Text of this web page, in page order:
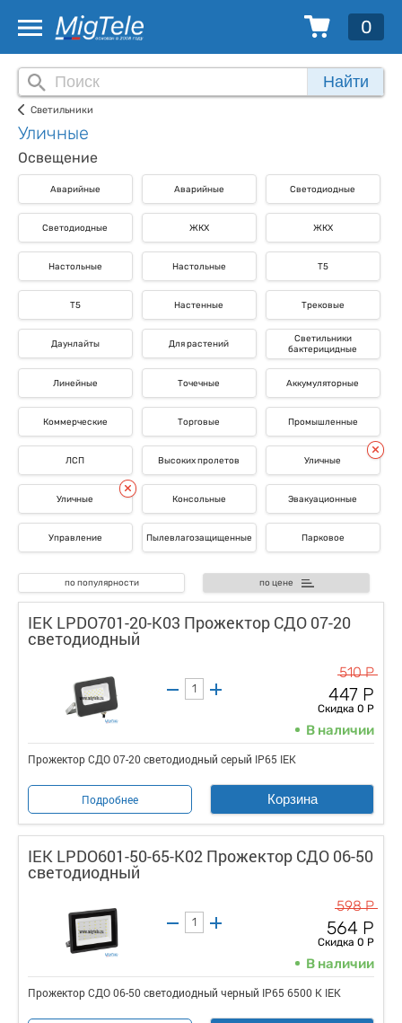
0
Найти
Светильники
Уличные
Освещение
Аварийные Аварийные Светодиодные
Светодиодные ЖКХ ЖКХ
Настольные Настольные T5
T5 Настенные Трековые
Даунлайты Для растений
Светильники
бактерицидные
Линейные Точечные Аккумуляторные
Коммерческие Торговые Промышленные
ЛСП Высоких пролетов Уличные
Уличные Консольные Эвакуационные
Управление Пылевлагозащищенные Парковое
по популярности по цене
IEK LPDO701-20-K03 Прожектор СДО 07-20
светодиодный
510 Р
447 Р
Скидка 0 Р
В наличии
Прожектор СДО 07-20 светодиодный серый IP65 IEK
Подробнее Корзина
IEK LPDO601-50-65-K02 Прожектор СДО 06-50
светодиодный
598 Р
564 Р
Скидка 0 Р
В наличии
Прожектор СДО 06-50 светодиодный черный IP65 6500 K IEK